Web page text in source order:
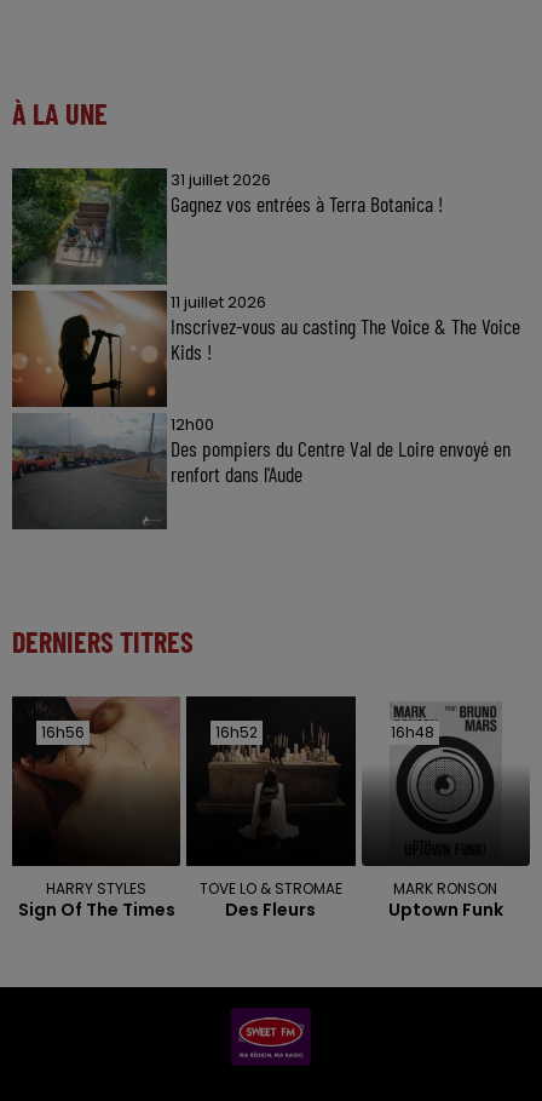
À LA UNE
31 juillet 2026
Gagnez vos entrées à Terra Botanica !
11 juillet 2026
Inscrivez-vous au casting The Voice & The Voice
Kids !
12h00
Des pompiers du Centre Val de Loire envoyé en
renfort dans l'Aude
DERNIERS TITRES
16h56
16h56
HARRY STYLES
Sign Of The Times
16h52
16h52
TOVE LO & STROMAE
Des Fleurs
16h48
16h48
MARK RONSON
Uptown Funk